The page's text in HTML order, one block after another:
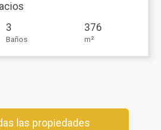
3
Baños
376
m²
las propiedades